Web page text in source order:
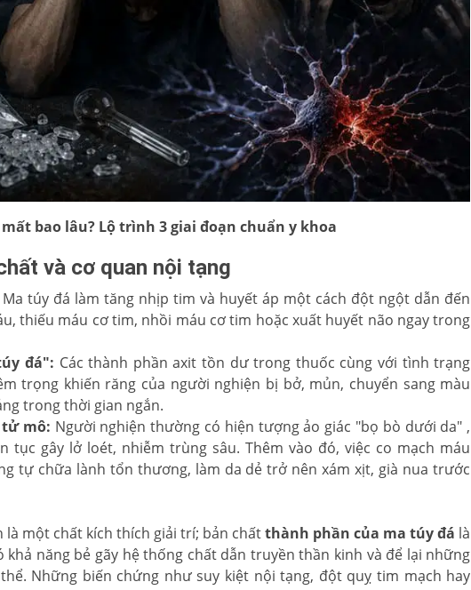
bao lâu? Lộ trình 3 giai đoạn chuẩn y khoa
và cơ quan nội tạng
Ma túy đá làm tăng nhịp tim và huyết áp một cách đột ngột dẫn đến
thiếu máu cơ tim, nhồi máu cơ tim hoặc xuất huyết não ngay trong
đá": Các thành phần axit tồn dư trong thuốc cùng với tình trạng
trọng khiến răng của người nghiện bị bở, mủn, chuyển sang màu
trong thời gian ngắn.
mô: Người nghiện thường có hiện tượng ảo giác "bọ bò dưới da" ,
tục gây lở loét, nhiễm trùng sâu. Thêm vào đó, việc co mạch máu
tự chữa lành tổn thương, làm da dẻ trở nên xám xịt, già nua trước
là một chất kích thích giải trí; bản chấtthành phần của ma túy đá là
khả năng bẻ gãy hệ thống chất dẫn truyền thần kinh và để lại những
Những biến chứng như suy kiệt nội tạng, đột quỵ tim mạch hay